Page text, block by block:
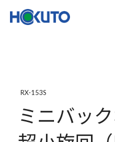
RX-153S
ミニバッ